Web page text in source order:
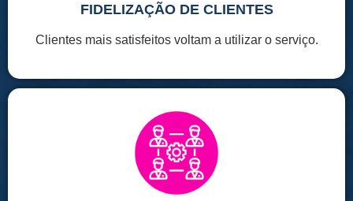
FIDELIZAÇÃO DE CLIENTES
Clientes mais satisfeitos voltam a utilizar o serviço.